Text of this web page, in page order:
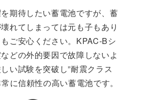
期待したい蓄電池ですが、蓄
れてしまっては元も子もあり
ご安心ください。KPAC-Bシ
どの外的要因で故障しないよ
い試験を突破し”耐震クラス
に信頼性の高い蓄電池です。